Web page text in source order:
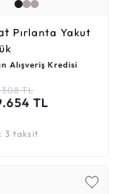
Alışveriş Kredisi
TL
TL
3 taksit